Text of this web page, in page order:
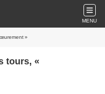
MENU
»
tours, «